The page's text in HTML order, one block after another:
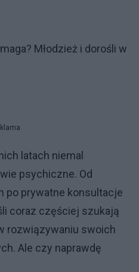
Młodzież i dorośli w
latach niemal
psychiczne. Od
po prywatne konsultacje
coraz częściej szukają
rozwiązywaniu swoich
Ale czy naprawdę